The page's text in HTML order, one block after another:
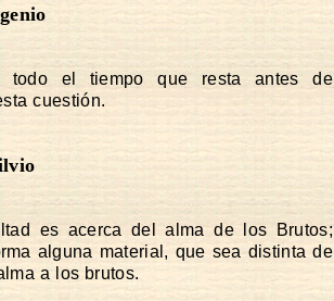
todo el tiempo que resta antes de
cuestión.
es acerca del alma de los Brutos;
alguna material, que sea distinta de
a los brutos.